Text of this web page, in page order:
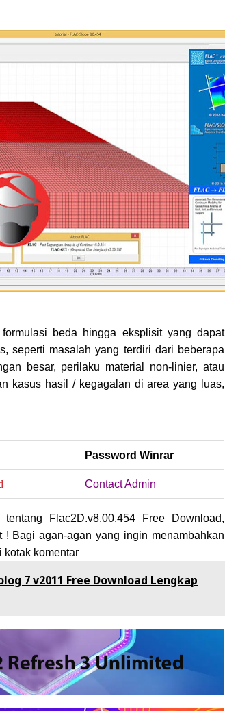
beda hingga eksplisit yang dapat
seperti masalah yang terdiri dari beberapa
besar, perilaku material non-linier, atau
kasus hasil / kegagalan di area yang luas,
Password Winrar
Contact Admin
Flac2D.v8.00.454 Free Download,
! Bagi agan-agan yang ingin menambahkan
kotak komentar
7 v2011 Free Download Lengkap